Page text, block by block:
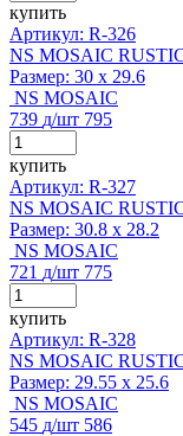
купить
Артикул: R-326
NS MOSAIC
Размер: 30 x 29.6
NS MOSAIC
739 д/шт 795
купить
Артикул: R-327
NS MOSAIC
Размер: 30.8 x 28.2
NS MOSAIC
721 д/шт 775
купить
Артикул: R-328
NS MOSAIC
Размер: 29.55 x 25.6
NS MOSAIC
545 д/шт 586